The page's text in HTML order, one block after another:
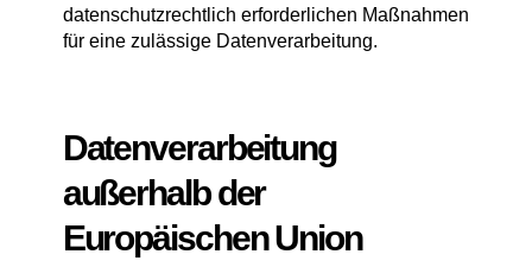
datenschutzrechtlich erforderlichen Maßnahmen
für eine zulässige Datenverarbeitung.
Datenverarbeitung
außerhalb der
Europäischen Union